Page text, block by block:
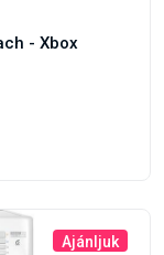
- Xbox
Ajánljuk